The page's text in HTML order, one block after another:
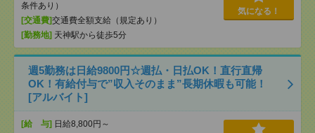
条件あり）
[交通費]交通費全額支給（規定あり）
[勤務地] 天神駅から徒歩5分
気になる！
週5勤務は日給9800円☆週払・日払OK！直行直帰
OK！有給付与で”収入そのまま”長期休暇も可能！
[アルバイト]
[給 与] 日給8,800円～